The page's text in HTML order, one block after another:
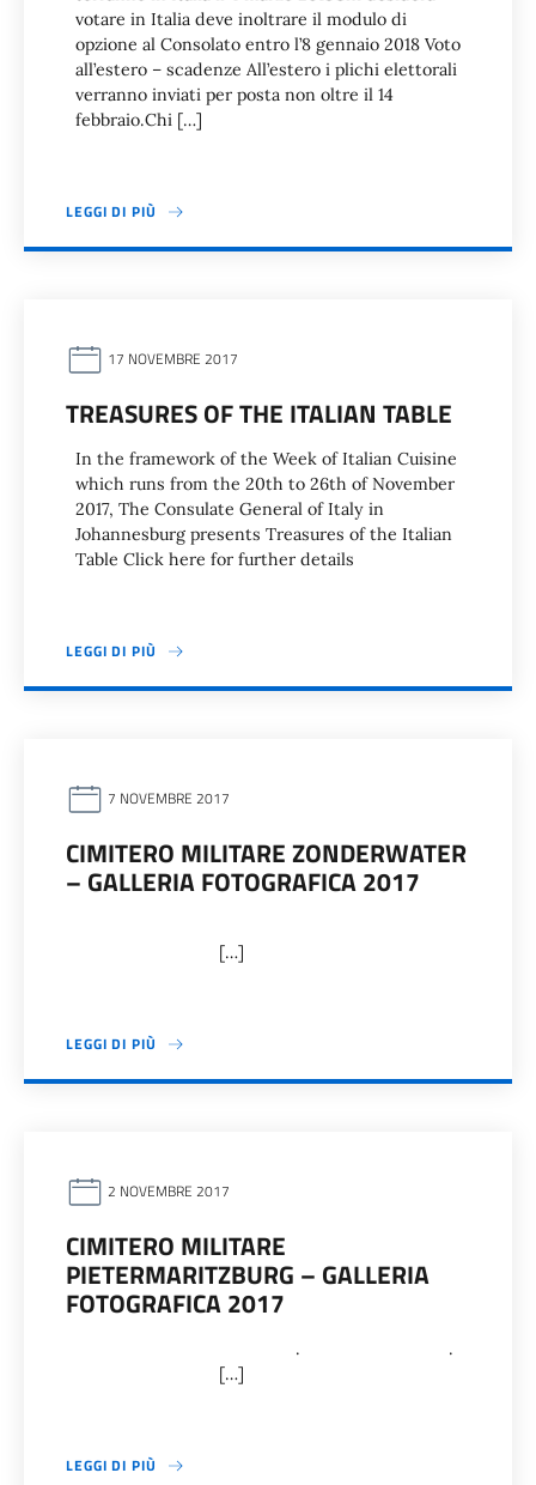
votare in Italia deve inoltrare il modulo di
opzione al Consolato entro l’8 gennaio 2018 Voto
all’estero – scadenze All’estero i plichi elettorali
verranno inviati per posta non oltre il 14
febbraio.Chi […]
LEGGI DI PIÙ
17 NOVEMBRE 2017
TREASURES OF THE ITALIAN TABLE
In the framework of the Week of Italian Cuisine
which runs from the 20th to 26th of November
2017, The Consulate General of Italy in
Johannesburg presents Treasures of the Italian
Table Click here for further details
LEGGI DI PIÙ
7 NOVEMBRE 2017
CIMITERO MILITARE ZONDERWATER
– GALLERIA FOTOGRAFICA 2017
[…]
LEGGI DI PIÙ
2 NOVEMBRE 2017
CIMITERO MILITARE
PIETERMARITZBURG – GALLERIA
FOTOGRAFICA 2017
. .
[…]
LEGGI DI PIÙ